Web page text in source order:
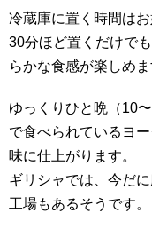
冷蔵庫に置く時間はお
30分ほど置くだけで
らかな食感が楽しめま
ゆっくりひと晩（10
で食べられているヨ
味に仕上がります。
ギリシャでは、今だ
工場もあるそうです。